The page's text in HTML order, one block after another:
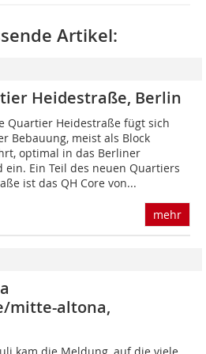
Artikel:
Heidestraße, Berlin
Quartier Heidestraße fügt sich
Bebauung, meist als Block
optimal in das Berliner
ein. Ein Teil des neuen Quartiers
ist das QH Core von...
mehr
mitte-altona,